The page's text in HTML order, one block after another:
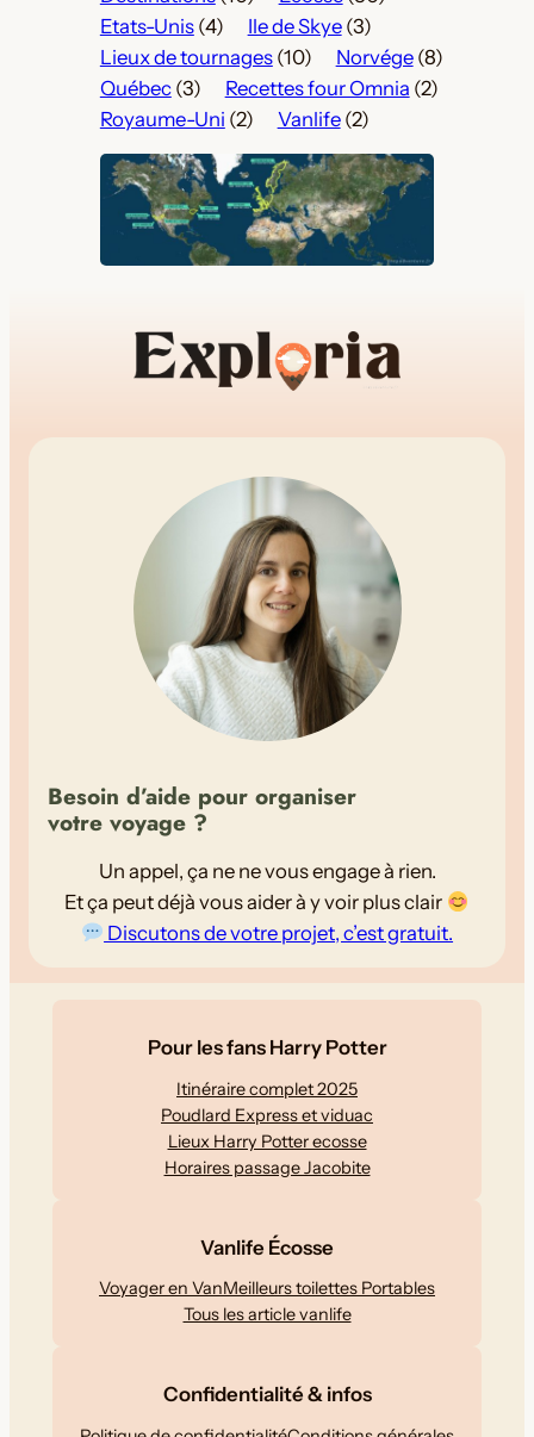
Etats-Unis(4) Ile de Skye(3)
Lieux de tournages(10) Norvége(8)
Québec(3) Recettes four Omnia (2)
Royaume-Uni (2) Vanlife(2)
Besoin d’aide pour organiser
votre voyage ?
Un appel, ça ne ne vous engage à rien.
Et ça peut déjà vous aider à y voir plus clair
Discutons de votre projet, c’est gratuit.
Pour les fans Harry Potter
Itinéraire complet 2025
Poudlard Express et viduac
Lieux Harry Potter ecosse
Horaires passage Jacobite
Vanlife Écosse
Voyager en VanMeilleurs toilettes Portables
Tous les article vanlife
Confidentialité & infos